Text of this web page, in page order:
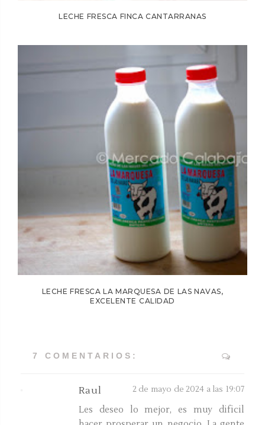
LECHE FRESCA FINCA CANTARRANAS
LECHE FRESCA LA MARQUESA DE LAS NAVAS,
EXCELENTE CALIDAD
7 COMENTARIOS:
Raul 2 de mayo de 2024 a las 19:07
Les deseo lo mejor, es muy dificil